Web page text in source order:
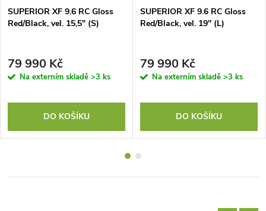
SUPERIOR XF 9.6 RC Gloss
Red/Black, vel. 15,5" (S)
79 990 Kč
Na externím skladě >3 ks
DO KOŠÍKU
SUPERIOR XF 9.6 RC Gloss
Red/Black, vel. 19" (L)
79 990 Kč
Na externím skladě >3 ks
DO KOŠÍKU